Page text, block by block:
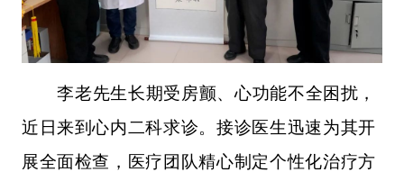
李老先生长期受房颤、心功能不全困扰，
近日来到心内二科求诊。接诊医生迅速为其开
展全面检查，医疗团队精心制定个性化治疗方